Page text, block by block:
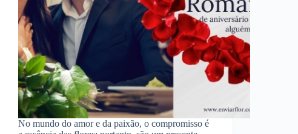
No mundo do amor e da paixão, o compromisso é